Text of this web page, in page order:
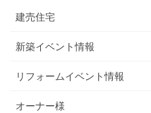
建売住宅
新築イベント情報
リフォームイベント情報
オーナー様